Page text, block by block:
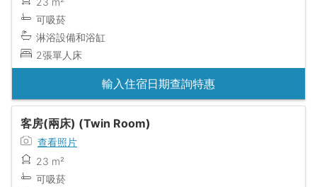
可吸菸
淋浴設備和浴缸
2張單人床
輸入住宿日期查詢特惠
客房(兩床) (Twin Room)
查看照片
23 m²
可吸菸